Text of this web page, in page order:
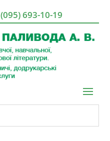
(095) 693-10-19